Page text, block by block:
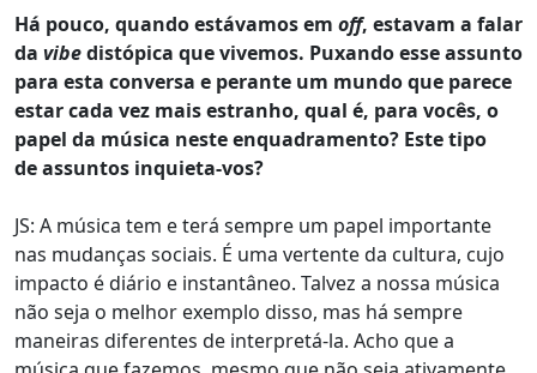
Há pouco, quando estávamos em off, estavam a falar
da vibedistópica que vivemos. Puxando esse assunto
para esta conversa e perante um mundo que parece
estar cada vez mais estranho, qual é, para vocês, o
papel da música neste enquadramento? Este tipo
de assuntos inquieta-vos?
JS: A música tem e terá sempre um papel importante
nas mudanças sociais. É uma vertente da cultura, cujo
impacto é diário e instantâneo. Talvez a nossa música
não seja o melhor exemplo disso, mas há sempre
maneiras diferentes de interpretá-la. Acho que a